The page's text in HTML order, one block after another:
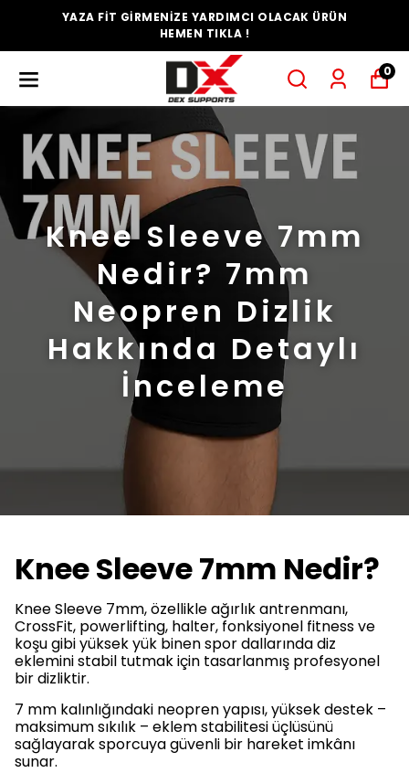
YAZA FİT GİRMENİZE YARDIMCI OLACAK ÜRÜN
HEMEN TIKLA !
0
Knee Sleeve 7mm
Nedir? 7mm
Neopren Dizlik
Hakkında Detaylı
İnceleme
Knee Sleeve 7mm Nedir?
Knee Sleeve 7mm, özellikle ağırlık antrenmanı,
CrossFit, powerlifting, halter, fonksiyonel fitness ve
koşu gibi yüksek yük binen spor dallarında diz
eklemini stabil tutmak için tasarlanmış profesyonel
bir dizliktir.
7 mm kalınlığındaki neopren yapısı, yüksek destek –
maksimum sıkılık – eklem stabilitesi üçlüsünü
sağlayarak sporcuya güvenli bir hareket imkânı
sunar.